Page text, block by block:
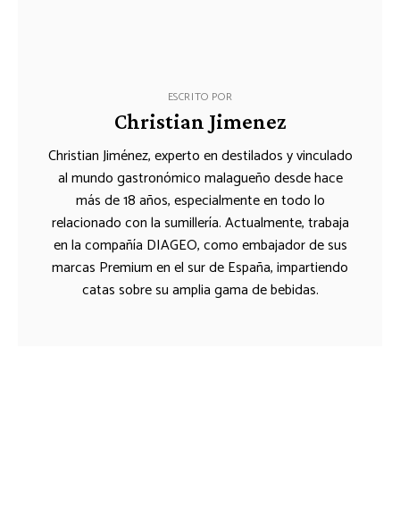
ESCRITO POR
Christian Jimenez
Christian Jiménez, experto en destilados y vinculado
al mundo gastronómico malagueño desde hace
más de 18 años, especialmente en todo lo
relacionado con la sumillería. Actualmente, trabaja
en la compañía DIAGEO, como embajador de sus
marcas Premium en el sur de España, impartiendo
catas sobre su amplia gama de bebidas.